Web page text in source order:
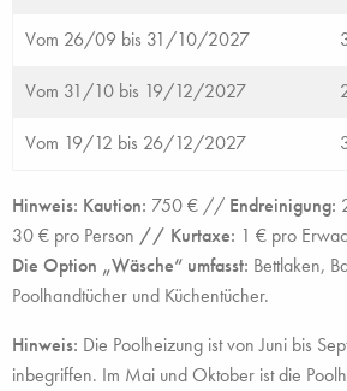
Vom 26/09 bis 31/10/2027
Vom 31/10 bis 19/12/2027
Vom 19/12 bis 26/12/2027
Hinweis: Kaution: 750 € // Endreinigung:
30 € pro Person // Kurtaxe: 1 € pro
Die Option „Wäsche“ umfasst: Bettlaken,
Poolhandtücher und Küchentücher.
Hinweis: Die Poolheizung ist von Juni bis
inbegriffen. Im Mai und Oktober ist die